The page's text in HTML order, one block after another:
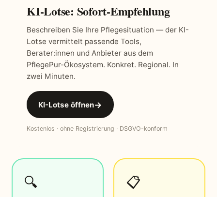
KI-Lotse: Sofort-Empfehlung
Beschreiben Sie Ihre Pflegesituation — der KI-
Lotse vermittelt passende Tools,
Berater:innen und Anbieter aus dem
PflegePur-Ökosystem. Konkret. Regional. In
zwei Minuten.
KI-Lotse öffnen→
Kostenlos · ohne Registrierung · DSGVO-konform
🔍 📋